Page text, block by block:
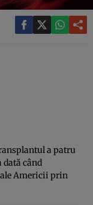
a patru
dată când
Americii prin